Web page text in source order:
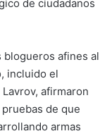
de ciudadanos
blogueros afines al
incluido el
afirmaron
de que
armas